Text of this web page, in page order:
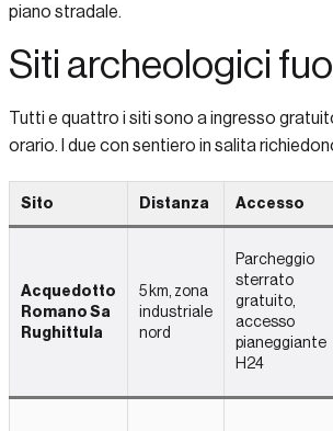
piano stradale.
Siti archeologici
Tutti e quattro i siti sono a ingresso
orario. I due con sentiero in salita
Sito Distanza Accesso
Acquedotto
Romano Sa
Rughittula
5 km, zona
industriale
nord
Parcheggio
sterrato
gratuito,
accesso
pianeggiante
H24